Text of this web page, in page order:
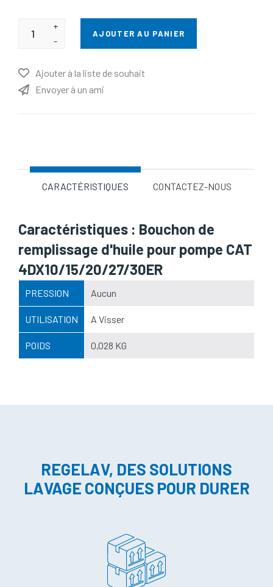
+
-
AJOUTER AU PANIER
Ajouter à la liste de souhait
Envoyer à un ami
CARACTÉRISTIQUES CONTACTEZ-NOUS
Caractéristiques : Bouchon de
remplissage d'huile pour pompe CAT
4DX10/15/20/27/30ER
PRESSION Aucun
UTILISATION A Visser
POIDS 0,028 KG
REGELAV, DES SOLUTIONS
LAVAGE CONÇUES POUR DURER